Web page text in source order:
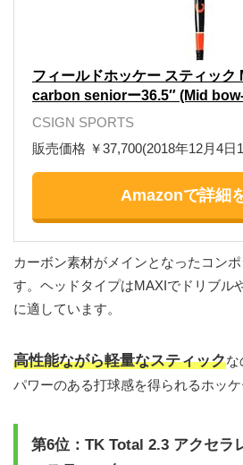
フィールドホッケー スティック
carbon seniorー36.5″ (Mid
CSIGN SPORTS
販売価格 ￥37,700(2018年12月4日
Amazonで詳細
カーボン素材がメインとなったコン
す。ヘッドタイプはMAXIでドリブル
に適しています。
高性能ながら軽量なスティックな
パワーのある打球感を得られるホッケ
第6位：TK Total 2.3 アクセラ